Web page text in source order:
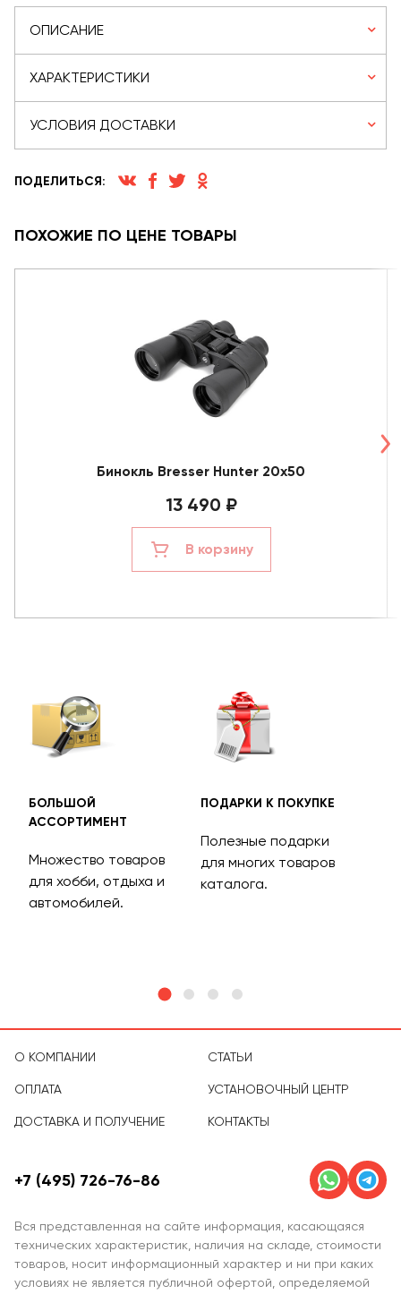
ОПИСАНИЕ
ХАРАКТЕРИСТИКИ
УСЛОВИЯ ДОСТАВКИ
ПОДЕЛИТЬСЯ:
ПОХОЖИЕ ПО ЦЕНЕ ТОВАРЫ
Бинокль Bresser Hunter 20x50
13 490 ₽
В корзину
БОЛЬШОЙ
АССОРТИМЕНТ
Множество товаров
для хобби, отдыха и
автомобилей.
ПОДАРКИ К ПОКУПКЕ
Полезные подарки
для многих товаров
каталога.
О КОМПАНИИ
ОПЛАТА
ДОСТАВКА И ПОЛУЧЕНИЕ
СТАТЬИ
УСТАНОВОЧНЫЙ ЦЕНТР
КОНТАКТЫ
Вся представленная на сайте информация, касающаяся
технических характеристик, наличия на складе, стоимости
товаров, носит информационный характер и ни при каких
условиях не является публичной офертой, определяемой
+7 (495) 726-76-86